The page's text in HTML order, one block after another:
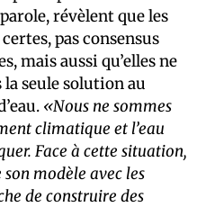
révèlent que les
pas consensus
mais aussi qu’elles ne
seule solution au
«Nous ne sommes
climatique et l’eau
Face à cette situation,
modèle avec les
de construire des